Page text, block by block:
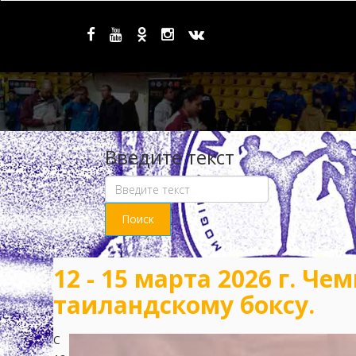
Введите текст
12 - 15 марта 2026 г.
таиландскому боксу.
С